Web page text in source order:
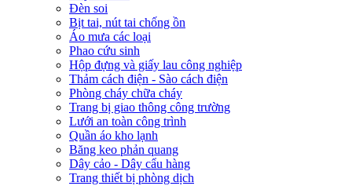
Đèn soi
Bịt tai, nút tai chống ồn
Áo mưa các loại
Phao cứu sinh
Hộp đựng và giấy lau công nghiệp
Thảm cách điện - Sào cách điện
Phòng cháy chữa cháy
Trang bị giao thông công trường
Lưới an toàn công trình
Quần áo kho lạnh
Băng keo phản quang
Dây cảo - Dây cẩu hàng
Trang thiết bị phòng dịch